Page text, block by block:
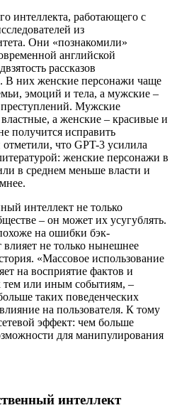
интеллекта, работающего с
из
Они «познакомили»
английской
рассказов
В них женские персонажи чаще
эмоций и тела, а мужские –
Мужские
а женские – красивые и
получится исправить
что GPT-3 усилила
женские персонажи в
в среднем меньше власти и
интеллект не только
– он может их усугублять.
на ошибки бэк-
влияет не только нынешнее
«Массовое использование
на восприятие фактов и
тем или иным событиям, –
таких поведенческих
на пользователя. К тому
эффект: чем больше
для манипулирования
интеллект